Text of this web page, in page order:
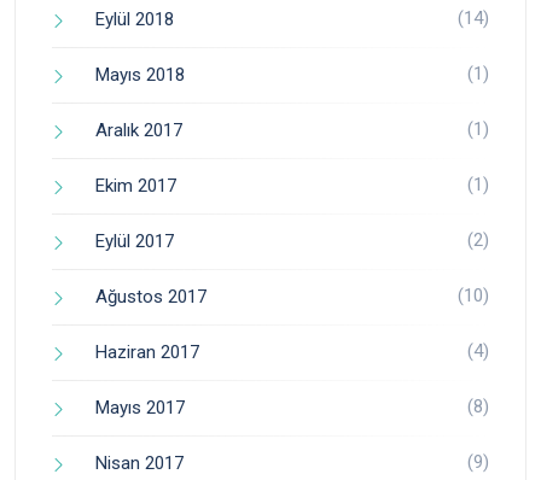
Eylül 2018 (14)
Mayıs 2018 (1)
Aralık 2017 (1)
Ekim 2017 (1)
Eylül 2017 (2)
Ağustos 2017 (10)
Haziran 2017 (4)
Mayıs 2017 (8)
Nisan 2017 (9)